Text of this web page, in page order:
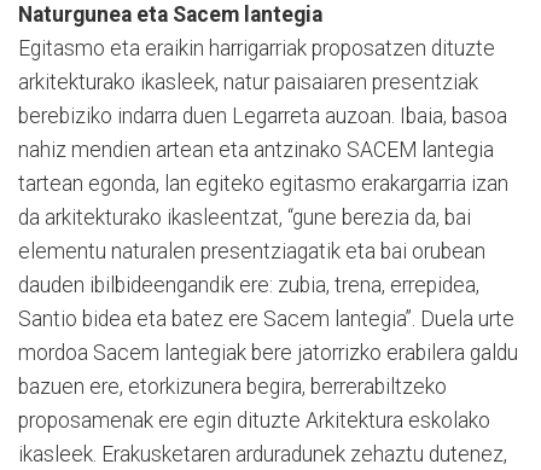
Naturgunea eta Sacem lantegia
Egitasmo eta eraikin harrigarriak proposatzen dituzte
arkitekturako ikasleek, natur paisaiaren presentziak
berebiziko indarra duen Legarreta auzoan. Ibaia, basoa
nahiz mendien artean eta antzinako SACEM lantegia
tartean egonda, lan egiteko egitasmo erakargarria izan
da arkitekturako ikasleentzat, “gune berezia da, bai
elementu naturalen presentziagatik eta bai orubean
dauden ibilbideengandik ere: zubia, trena, errepidea,
Santio bidea eta batez ere Sacem lantegia”. Duela urte
mordoa Sacem lantegiak bere jatorrizko erabilera galdu
bazuen ere, etorkizunera begira, berrerabiltzeko
proposamenak ere egin dituzte Arkitektura eskolako
ikasleek. Erakusketaren arduradunek zehaztu dutenez,